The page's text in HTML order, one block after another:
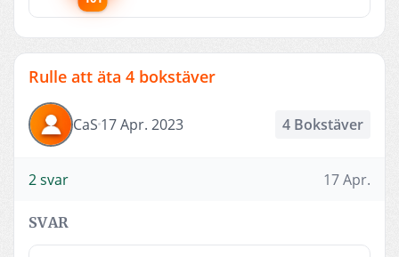
Rulle att äta 4 bokstäver
CaS 17 Apr. 2023 4 Bokstäver
2 svar 17 Apr.
SVAR